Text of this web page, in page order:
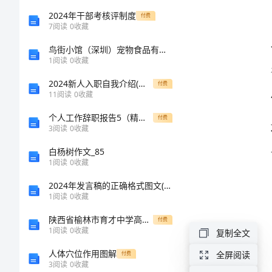
产：
容，
2024年干部考核评制度 付费
7阅读 0收藏
鸟街小馆（深圳）宠物食品有限公司介绍企业发展分析报告
1阅读 0收藏
2024新人入职自我介绍(必备) 付费
11阅读 0收藏
个人工作辞职报告5（精选模板） 付费
3阅读 0收藏
白杨树作文_85
1阅读 0收藏
2024年发言稿的正确格式图文(4篇)
1阅读 0收藏
陕西省榆林市育才中学高中历史人民版导学案 必修三5-1文化事业的曲折发展 付费
1阅读 0收藏
人体穴位作用图解 付费
3阅读 0收藏
复制全文
全屏阅读